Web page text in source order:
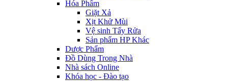
Hóa Phẩm
Giặt Xả
Xịt Khử Mùi
Vệ sinh Tẩy Rửa
Sản phẩm HP Khác
Dược Phẩm
Đồ Dùng Trong Nhà
Nhà sách Online
Khóa học - Đào tạo